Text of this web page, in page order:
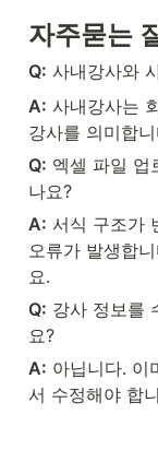
자주묻는
Q: 사내강사와
A: 사내강사는
강사를 의미합
Q: 엑셀 파일 업
나요?
A: 서식 구조가
오류가 발생합
요.
Q: 강사 정보를
요?
A: 아닙니다. 이
서 수정해야 합